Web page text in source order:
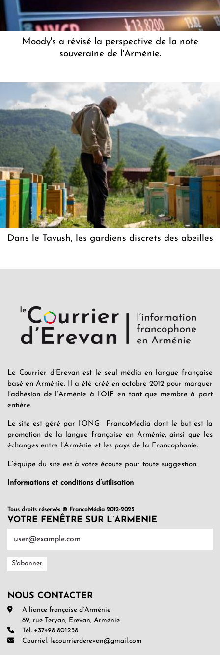
Moody's a révisé la perspective de la note
souveraine de l'Arménie.
Dans le Tavush, les gardiens discrets des abeilles
Le Courrier d’Erevan est le seul média en langue française
basé en Arménie. Il a été créé en octobre 2012 pour marquer
l’adhésion de l’Arménie à l’OIF en tant que membre à part
entière.
Le site est géré par l’ONG FrancoMédia dont le but est la
promotion de la langue française en Arménie, ainsi que les
échanges entre l’Arménie et les pays de la Francophonie.
L’équipe du site est à votre écoute pour toute suggestion.
Informations et conditions d’utilisation
Tous droits réservés © FrancoMédia 2012-2025
VOTRE FENÊTRE SUR L’ARMENIE
NOUS CONTACTER
Alliance française d’Arménie
89, rue Teryan, Erevan, Arménie
Tél. +37498 801238
Courriel. lecourrierderevan@gmail.com